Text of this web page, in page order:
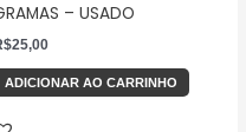
– USADO
25,00
ADICIONAR AO CARRINHO